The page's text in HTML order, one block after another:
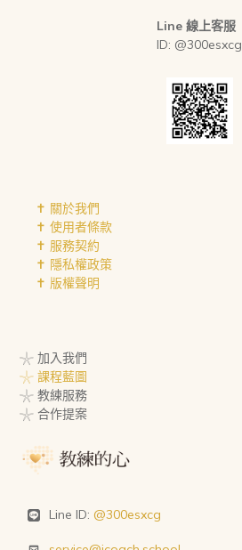
Line 線上客服
ID: @300esxcg
✝︎ 關於我們
✝︎ 使用者條款
✝︎ 服務契約
✝︎ 隱私權政策
✝︎ 版權聲明
𓇼 加入我們
𓇼 課程藍圖
𓇼 教練服務
𓇼 合作提案
Line ID: @300esxcg